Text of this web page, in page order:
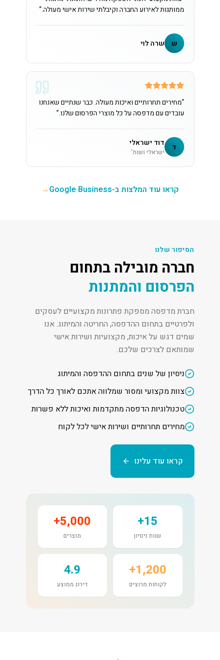
ממותגות לאירוע החברה וקיבלתי שירות אישי מעולה.”
ש שרה לוי
“מחירים תחרותיים ואיכות מעולה. כבר שנתיים שאנחנו
עובדים עם מדפסה על כל מוצרי הפרסום שלנו.”
ד דוד ישראלי
ישראלי ושות'
קראו עוד המלצות ב-Google Business →
הסיפור שלנו
חברה מובילה בתחום
הפרסום והמתנות
חברת מדפסה מספקת פתרונות מקצועיים לעסקים
ולפרטיים בתחום ההדפסה, החריטה והמיתוג. אנו
שמים דגש על איכות, מקצועיות ושירות אישי
שמותאם לצרכים שלכם.
ניסיון של שנים בתחום ההדפסה והמיתוג
צוות מקצועי ומסור שמלווה אתכם לאורך כל הדרך
טכנולוגיות הדפסה מתקדמות ואיכות ללא פשרות
מחירים תחרותיים ושירות אישי לכל לקוח
קראו עוד עלינו
15+
שנות ניסיון
5,000+
מוצרים
1,200+
לקוחות מרוצים
4.9
דירוג ממוצע